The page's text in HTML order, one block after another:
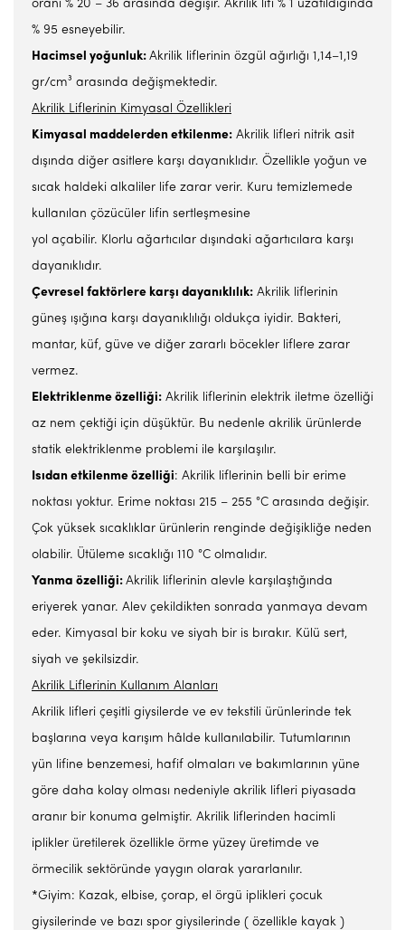
oranı % 20 – 36 arasında değişir. Akrilik lifi % 1 uzatıldığında
% 95 esneyebilir.
Hacimsel yoğunluk: Akrilik liflerinin özgül ağırlığı 1,14–1,19
gr/cm³ arasında değişmektedir.
Akrilik Liflerinin Kimyasal Özellikleri
Kimyasal maddelerden etkilenme: Akrilik lifleri nitrik asit
dışında diğer asitlere karşı dayanıklıdır. Özellikle yoğun ve
sıcak haldeki alkaliler life zarar verir. Kuru temizlemede
kullanılan çözücüler lifin sertleşmesine
yol açabilir. Klorlu ağartıcılar dışındaki ağartıcılara karşı
dayanıklıdır.
Çevresel faktörlere karşı dayanıklılık: Akrilik liflerinin
güneş ışığına karşı dayanıklılığı oldukça iyidir. Bakteri,
mantar, küf, güve ve diğer zararlı böcekler liflere zarar
vermez.
Elektriklenme özelliği: Akrilik liflerinin elektrik iletme özelliği
az nem çektiği için düşüktür. Bu nedenle akrilik ürünlerde
statik elektriklenme problemi ile karşılaşılır.
Isıdan etkilenme özelliği: Akrilik liflerinin belli bir erime
noktası yoktur. Erime noktası 215 – 255 °C arasında değişir.
Çok yüksek sıcaklıklar ürünlerin renginde değişikliğe neden
olabilir. Ütüleme sıcaklığı 110 °C olmalıdır.
Yanma özelliği: Akrilik liflerinin alevle karşılaştığında
eriyerek yanar. Alev çekildikten sonrada yanmaya devam
eder. Kimyasal bir koku ve siyah bir is bırakır. Külü sert,
siyah ve şekilsizdir.
Akrilik Liflerinin Kullanım Alanları
Akrilik lifleri çeşitli giysilerde ve ev tekstili ürünlerinde tek
başlarına veya karışım hâlde kullanılabilir. Tutumlarının
yün lifine benzemesi, hafif olmaları ve bakımlarının yüne
göre daha kolay olması nedeniyle akrilik lifleri piyasada
aranır bir konuma gelmiştir. Akrilik liflerinden hacimli
iplikler üretilerek özellikle örme yüzey üretimde ve
örmecilik sektöründe yaygın olarak yararlanılır.
*Giyim: Kazak, elbise, çorap, el örgü iplikleri çocuk
giysilerinde ve bazı spor giysilerinde ( özellikle kayak )